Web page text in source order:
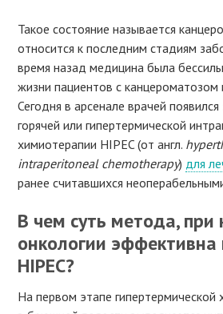
Такое состояние называется
относится к последним стадиям
время назад медицина была
жизни пациентов с канцероматозом
Сегодня в арсенале врачей
горячей или гипертермической
химиотерапии HIPEC (от англ.
intraperitoneal chemotherapy) для
ранее считавшихся
В чем суть метода, при
онкологии эффективна
HIPEC?
На первом этапе гипертермической